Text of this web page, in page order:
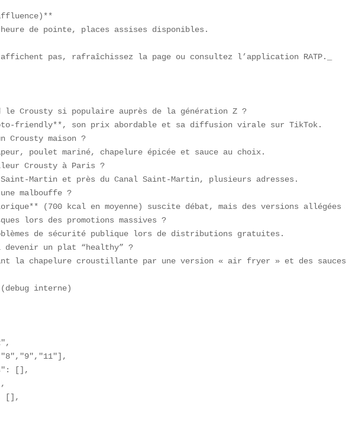
heure de pointe, places assises disponibles.
pas, rafraîchissez la page ou consultez l’application RATP._
le Crousty si populaire auprès de la génération Z ?
friendly**, son prix abordable et sa diffusion virale sur TikTok.
Crousty maison ?
poulet mariné, chapelure épicée et sauce au choix.
Crousty à Paris ?
Martin et près du Canal Saint-Martin, plusieurs adresses.
malbouffe ?
(700 kcal en moyenne) suscite débat, mais des versions
lors des promotions massives ?
de sécurité publique lors de distributions gratuites.
devenir un plat “healthy” ?
la chapelure croustillante par une version « air fryer » et des
(debug interne)
[],
[],